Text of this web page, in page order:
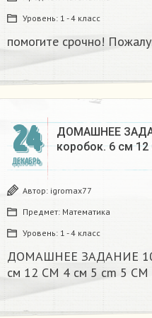
Уровень: 1 - 4 класс
помогите срочно!
24
ДЕКАБРЬ
ДОМАШНЕЕ
коробок. 6 см 12
Автор: igromax77
Предмет: Математика
Уровень: 1 - 4 класс
ДОМАШНЕЕ ЗАДАНИЕ 10
см 12 CM 4 см 5 cm 5 CM